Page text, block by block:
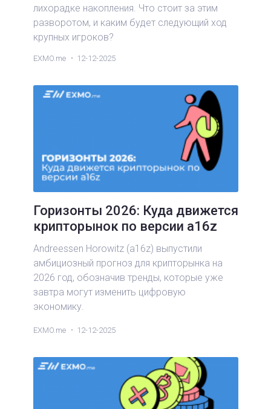
лихорадке накопления. Что стоит за этим
разворотом, и каким будет следующий ход
крупных игроков?
EXMO.me 12-12-2025
Горизонты 2026: Куда движется
крипторынок по версии a16z
Andreessen Horowitz (a16z) выпустили
амбициозный прогноз для крипторынка на
2026 год, обозначив тренды, которые уже
завтра могут изменить цифровую
экономику.
EXMO.me 12-12-2025